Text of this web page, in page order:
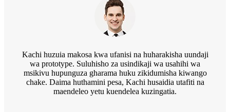
Kachi huzuia makosa kwa ufanisi na huharakisha uundaji
wa prototype. Suluhisho za usindikaji wa usahihi wa
msikivu hupunguza gharama huku zikidumisha kiwango
chake. Daima huthamini pesa, Kachi husaidia utafiti na
maendeleo yetu kuendelea kuzingatia.